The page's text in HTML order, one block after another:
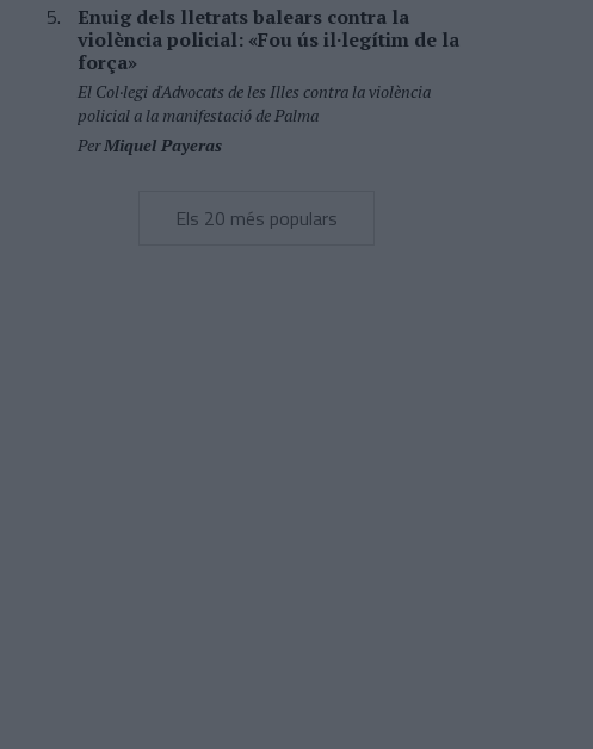
Enuig dels lletrats balears contra la
violència policial: «Fou ús il·legítim de la
força»
El Col·legi d'Advocats de les Illes contra la violència
policial a la manifestació de Palma
PerMiquel Payeras
Els 20 més populars